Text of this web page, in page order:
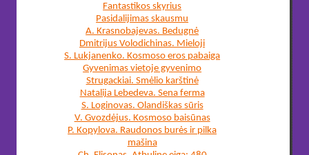
Fantastikos skyrius
Pasidalijimas skausmu
A. Krasnobajevas. Bedugnė
Dmitrijus Volodichinas. Mieloji
S. Lukjanenko. Kosmoso eros pabaiga
Gyvenimas vietoje gyvenimo
Strugackiai. Smėlio karštinė
Natalija Lebedeva. Sena ferma
S. Loginovas. Olandiškas sūris
V. Gvozdėjus. Kosmoso baisūnas
P. Kopylova. Raudonos burės ir pilka
mašina